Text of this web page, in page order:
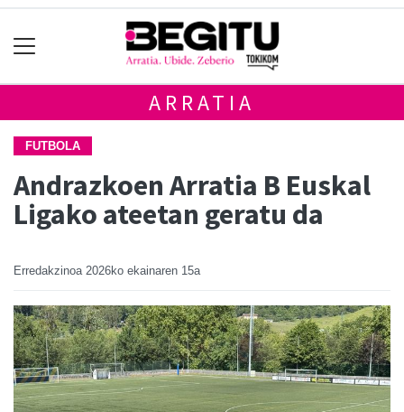
ARRATIA
FUTBOLA
Andrazkoen Arratia B Euskal
Ligako ateetan geratu da
Erredakzinoa 2026ko ekainaren 15a